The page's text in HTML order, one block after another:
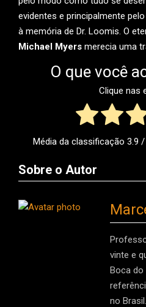
evidentes e principalmente
à memória de Dr. Loomis. O
Michael Myers merecia uma
O que você
Clique nas
Média da classificação 3.9 /
Sobre o Autor
vinte e
Boca do
no